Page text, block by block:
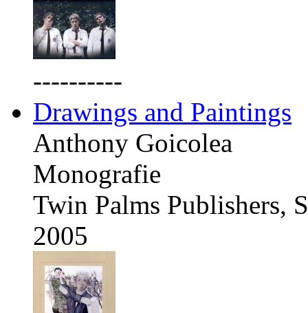
----------
Drawings and Paintings
Anthony Goicolea
Monografie
Twin Palms Publishers,
2005